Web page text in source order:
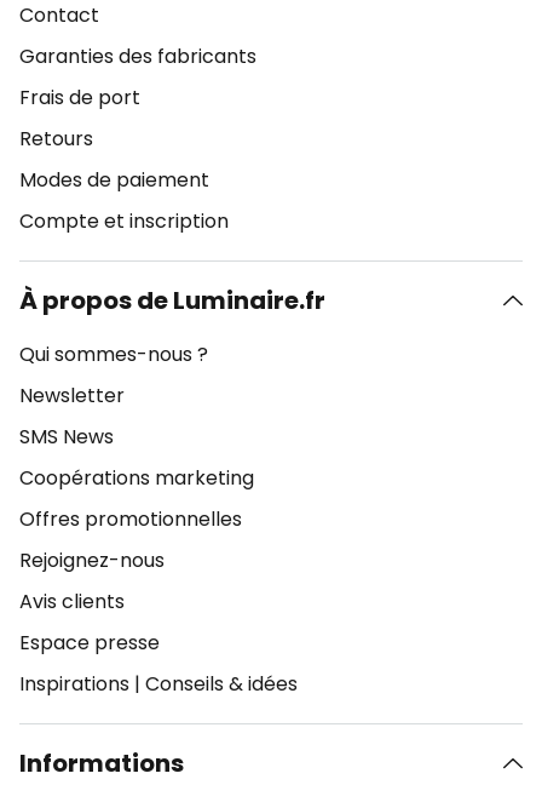
Contact
Garanties des fabricants
Frais de port
Retours
Modes de paiement
Compte et inscription
À propos de Luminaire.fr
Qui sommes-nous ?
Newsletter
SMS News
Coopérations marketing
Offres promotionnelles
Rejoignez-nous
Avis clients
Espace presse
Inspirations | Conseils & idées
Informations